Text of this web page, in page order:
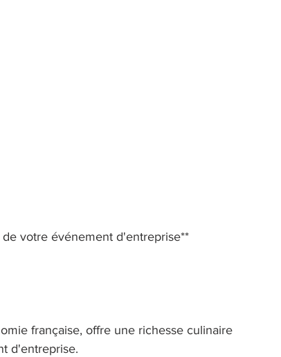
votre événement d'entreprise**
française, offre une richesse culinaire
d'entreprise.